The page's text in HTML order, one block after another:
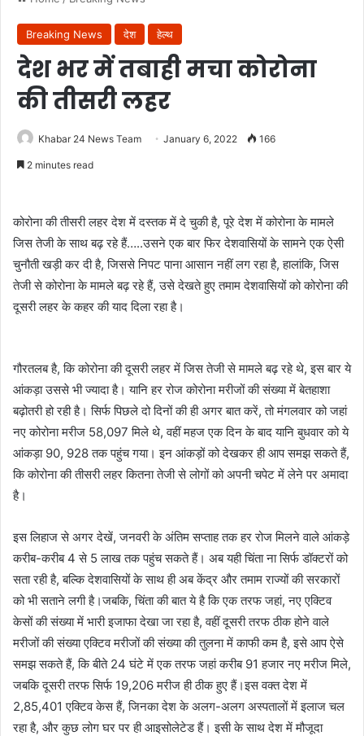
Breaking News देश हेल्थ
देश भर में तबाही मचा कोरोना
की तीसरी लहर
Khabar 24 News Team January 6, 2022 166
2 minutes read
कोरोना की तीसरी लहर देश में दस्तक में दे चुकी है, पूरे देश में कोरोना के मामले
जिस तेजी के साथ बढ़ रहे हैं…..उसने एक बार फिर देशवासियों के सामने एक ऐसी
चुनौती खड़ी कर दी है, जिससे निपट पाना आसान नहीं लग रहा है, हालांकि, जिस
तेजी से कोरोना के मामले बढ़ रहे हैं, उसे देखते हुए तमाम देशवासियों को कोरोना की
दूसरी लहर के कहर की याद दिला रहा है।
गौरतलब है, कि कोरोना की दूसरी लहर में जिस तेजी से मामले बढ़ रहे थे, इस बार ये
आंकड़ा उससे भी ज्यादा है। यानि हर रोज कोरोना मरीजों की संख्या में बेतहाशा
बढ़ोतरी हो रही है। सिर्फ पिछले दो दिनों की ही अगर बात करें, तो मंगलवार को जहां
नए कोरोना मरीज 58,097 मिले थे, वहीं महज एक दिन के बाद यानि बुधवार को ये
आंकड़ा 90, 928 तक पहुंच गया। इन आंकड़ों को देखकर ही आप समझ सकते हैं,
कि कोरोना की तीसरी लहर कितना तेजी से लोगों को अपनी चपेट में लेने पर अमादा
है।
इस लिहाज से अगर देखें, जनवरी के अंतिम सप्ताह तक हर रोज मिलने वाले आंकड़े
करीब-करीब 4 से 5 लाख तक पहुंच सकते हैं। अब यही चिंता ना सिर्फ डॉक्टरों को
सता रही है, बल्कि देशवासियों के साथ ही अब केंद्र और तमाम राज्यों की सरकारों
को भी सताने लगी है।जबकि, चिंता की बात ये है कि एक तरफ जहां, नए एक्टिव
केसों की संख्या में भारी इजाफा देखा जा रहा है, वहीं दूसरी तरफ ठीक होने वाले
मरीजों की संख्या एक्टिव मरीजों की संख्या की तुलना में काफी कम है, इसे आप ऐसे
समझ सकते हैं, कि बीते 24 घंटे में एक तरफ जहां करीब 91 हजार नए मरीज मिले,
जबकि दूसरी तरफ सिर्फ 19,206 मरीज ही ठीक हुए हैं।इस वक्त देश में
2,85,401 एक्टिव केस हैं, जिनका देश के अलग-अलग अस्पतालों में इलाज चल
रहा है, और कुछ लोग घर पर ही आइसोलेटेड हैं। इसी के साथ देश में मौजूदा